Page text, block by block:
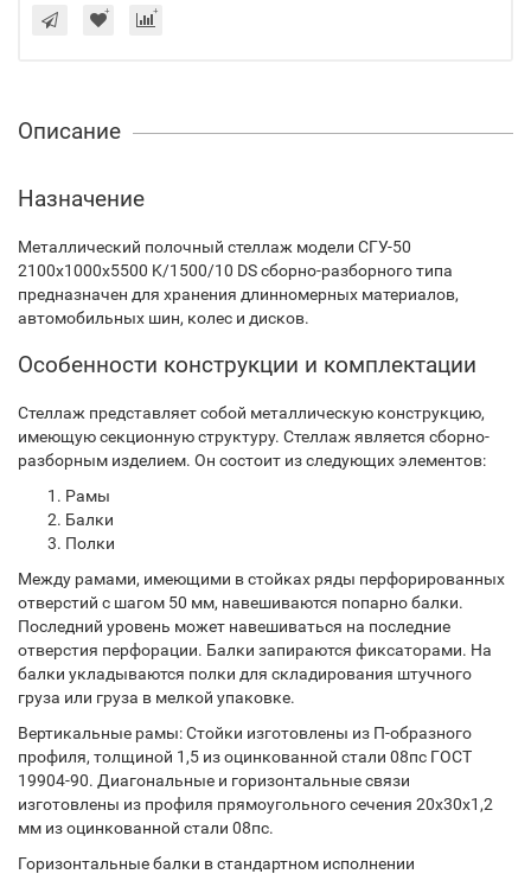
Описание
Назначение
Металлический полочный стеллаж модели СГУ-50
2100х1000х5500 K/1500/10 DS сборно-разборного типа
предназначен для хранения длинномерных материалов,
автомобильных шин, колес и дисков.
Особенности конструкции и комплектации
Стеллаж представляет собой металлическую конструкцию,
имеющую секционную структуру. Стеллаж является сборно-
разборным изделием. Он состоит из следующих элементов:
Рамы
Балки
Полки
Между рамами, имеющими в стойках ряды перфорированных
отверстий с шагом 50 мм, навешиваются попарно балки.
Последний уровень может навешиваться на последние
отверстия перфорации. Балки запираются фиксаторами. На
балки укладываются полки для складирования штучного
груза или груза в мелкой упаковке.
Вертикальные рамы: Стойки изготовлены из П-образного
профиля, толщиной 1,5 из оцинкованной стали 08пс ГОСТ
19904-90. Диагональные и горизонтальные связи
изготовлены из профиля прямоугольного сечения 20х30х1,2
мм из оцинкованной стали 08пс.
Горизонтальные балки в стандартном исполнении